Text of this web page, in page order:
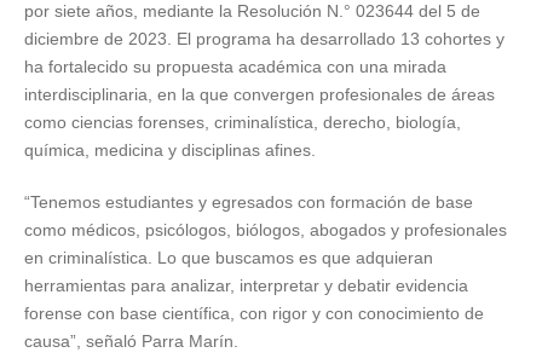
por siete años, mediante la Resolución N.° 023644 del 5 de
diciembre de 2023. El programa ha desarrollado 13 cohortes y
ha fortalecido su propuesta académica con una mirada
interdisciplinaria, en la que convergen profesionales de áreas
como ciencias forenses, criminalística, derecho, biología,
química, medicina y disciplinas afines.
“Tenemos estudiantes y egresados con formación de base
como médicos, psicólogos, biólogos, abogados y profesionales
en criminalística. Lo que buscamos es que adquieran
herramientas para analizar, interpretar y debatir evidencia
forense con base científica, con rigor y con conocimiento de
causa”, señaló Parra Marín.